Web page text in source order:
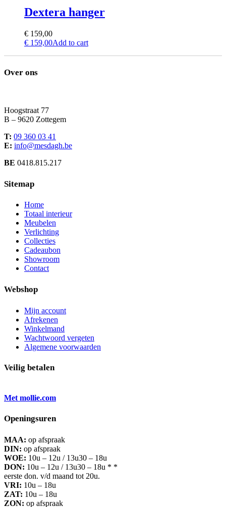
Dextera hanger
€ 159,00
€ 159,00Add to cart
Over ons
Hoogstraat 77
B – 9620 Zottegem
T: 09 360 03 41
E: info@mesdagh.be
BE 0418.815.217
Sitemap
Home
Totaal interieur
Meubelen
Verlichting
Collecties
Cadeaubon
Showroom
Contact
Webshop
Mijn account
Afrekenen
Winkelmand
Wachtwoord vergeten
Algemene voorwaarden
Veilig betalen
Met mollie.com
Openingsuren
MAA: op afspraak
DIN: op afspraak
WOE: 10u – 12u / 13u30 – 18u
DON: 10u – 12u / 13u30 – 18u * *
eerste don. v/d maand tot 20u.
VRI: 10u – 18u
ZAT: 10u – 18u
ZON: op afspraak